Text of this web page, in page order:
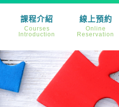
課程介紹
Courses
Introduction
線上預約
Online
Reservation